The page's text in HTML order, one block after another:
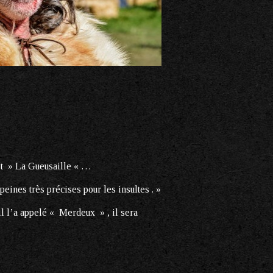
» La Gueusaille « …
très précises pour les insultes . »
l’a appelé « Merdeux » , il sera